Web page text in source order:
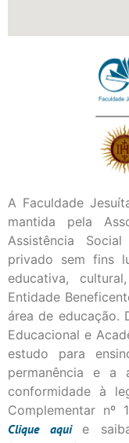
A Faculdade
mantida pela
Assistência
privado sem fins
educativa,
Entidade
área de educação.
Educacional e
estudo para
permanência e a
conformidade à
Complementar nº
Cliqueaqui
e